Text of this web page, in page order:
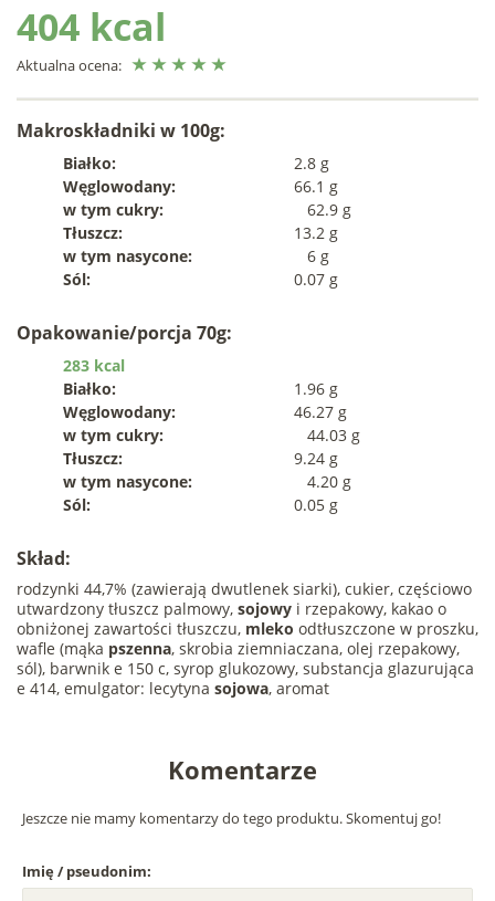
404 kcal
Aktualna ocena:
Makroskładniki w 100g:
Białko:
2.8 g
Węglowodany:
66.1 g
w tym cukry:
62.9 g
Tłuszcz:
13.2 g
w tym nasycone:
6 g
Sól:
0.07 g
Opakowanie/porcja 70g:
283 kcal
Białko:
1.96 g
Węglowodany:
46.27 g
w tym cukry:
44.03 g
Tłuszcz:
9.24 g
w tym nasycone:
4.20 g
Sól:
0.05 g
Skład:
rodzynki 44,7% (zawierają dwutlenek siarki), cukier, częściowo
utwardzony tłuszcz palmowy, sojowy i rzepakowy, kakao o
obniżonej zawartości tłuszczu, mleko odtłuszczone w proszku,
wafle (mąka pszenna, skrobia ziemniaczana, olej rzepakowy,
sól), barwnik e 150 c, syrop glukozowy, substancja glazurująca
e 414, emulgator: lecytyna sojowa, aromat
Komentarze
Jeszcze nie mamy komentarzy do tego produktu. Skomentuj go!
Imię / pseudonim: